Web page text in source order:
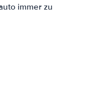
immer zu